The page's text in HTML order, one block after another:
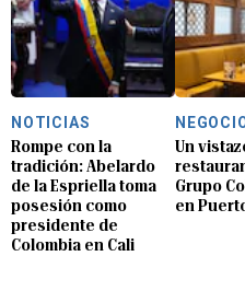
NOTICIAS
Rompe con la
tradición: Abelardo
de la Espriella toma
posesión como
presidente de
Colombia en Cali
Un
Grupo
en